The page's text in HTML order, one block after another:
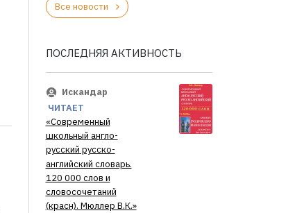
Все новости
ПОСЛЕДНЯЯ АКТИВНОСТЬ
Искандар
ЧИТАЕТ
«Современный
школьный англо-
русский русско-
английский словарь.
120 000 слов и
словосочетаний
(красн). Мюллер В.К.»